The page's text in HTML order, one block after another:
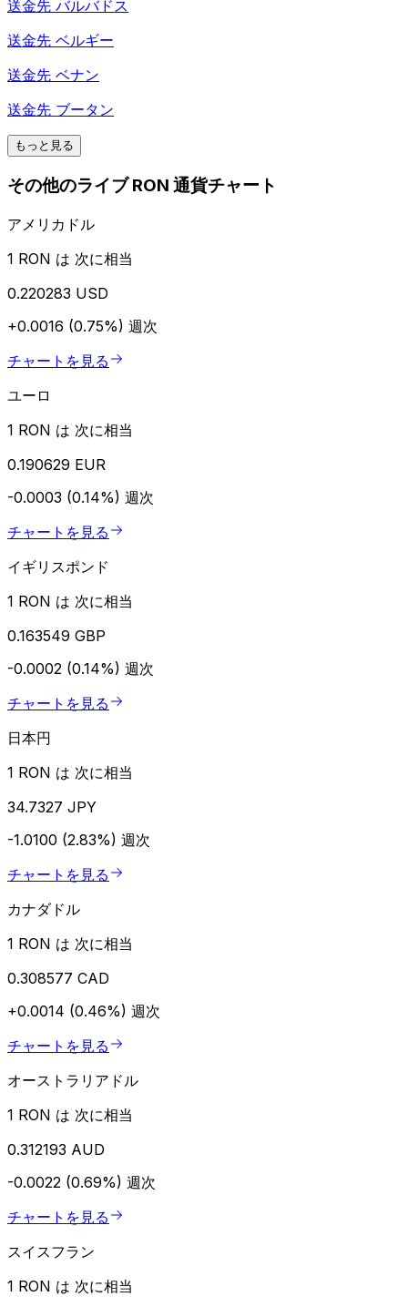
送金先 バルバドス
送金先 ベルギー
送金先 ベナン
送金先 ブータン
もっと見る
その他のライブ RON 通貨チャート
アメリカドル
1 RON は 次に相当
0.220283 USD
+0.0016 (0.75%) 週次
チャートを見る
ユーロ
1 RON は 次に相当
0.190629 EUR
-0.0003 (0.14%) 週次
チャートを見る
イギリスポンド
1 RON は 次に相当
0.163549 GBP
-0.0002 (0.14%) 週次
チャートを見る
日本円
1 RON は 次に相当
34.7327 JPY
-1.0100 (2.83%) 週次
チャートを見る
カナダドル
1 RON は 次に相当
0.308577 CAD
+0.0014 (0.46%) 週次
チャートを見る
オーストラリアドル
1 RON は 次に相当
0.312193 AUD
-0.0022 (0.69%) 週次
チャートを見る
スイスフラン
1 RON は 次に相当